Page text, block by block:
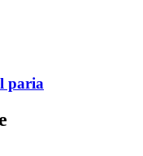
paria